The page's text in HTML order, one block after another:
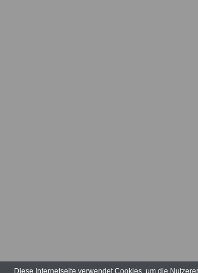
Diese Internetseite verwendet Cookies, um die